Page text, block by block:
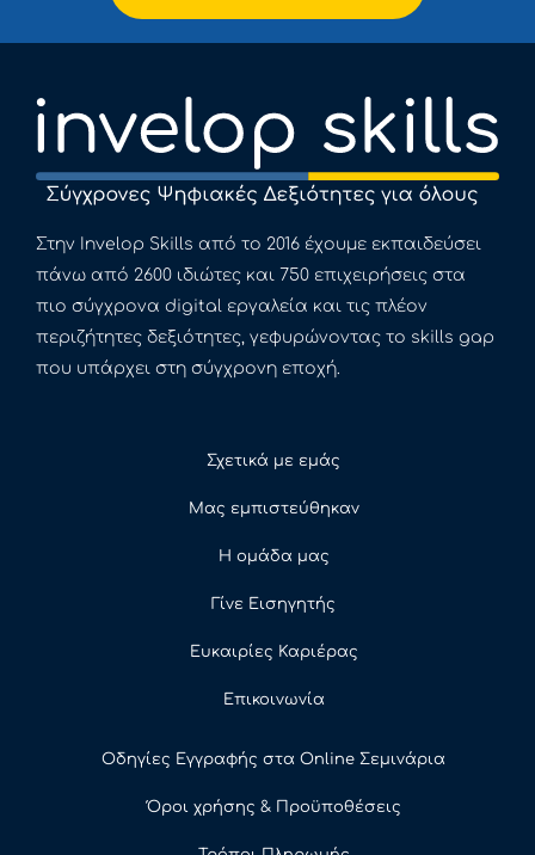
Στην Invelop Skills από το 2016 έχουμε εκπαιδεύσει
πάνω από 2600 ιδιώτες και 750 επιχειρήσεις στα
πιο σύγχρονα digital εργαλεία και τις πλέον
περιζήτητες δεξιότητες, γεφυρώνοντας το skills gap
που υπάρχει στη σύγχρονη εποχή.
Σχετικά με εμάς
Μας εμπιστεύθηκαν
Η ομάδα μας
Γίνε Εισηγητής
Ευκαιρίες Καριέρας
Επικοινωνία
Οδηγίες Εγγραφής στα Online Σεμινάρια
Όροι χρήσης & Προϋποθέσεις